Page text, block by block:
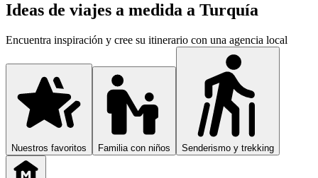
Ideas de viajes a medida a Turquía
Encuentra inspiración y cree su itinerario con una agencia local
Nuestros favoritos Familia con niños Senderismo y trekking